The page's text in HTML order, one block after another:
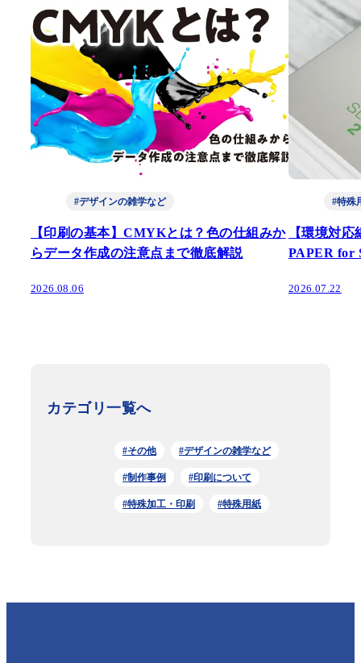
#デザインの雑学など
【印刷の基本】CMYKとは？色の仕組みか
らデータ作成の注意点まで徹底解説
2026.08.06
#特殊
【環境対
PAPER for
2026.07.22
カテゴリ一覧へ
#その他 #デザインの雑学など
#制作事例 #印刷について
#特殊加工・印刷 #特殊用紙